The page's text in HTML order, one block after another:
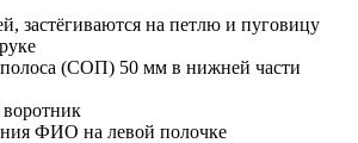
застёгиваются на петлю и пуговицу
(СОП) 50 мм в нижней части
ФИО на левой полочке